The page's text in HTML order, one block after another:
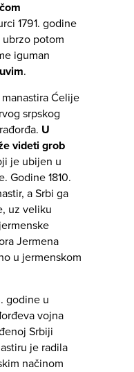
1791. godine
ubrzo potom
iguman
.
Ćelije
srpskog
U
videti grob
je ubijen u
Godine 1810.
a Srbi ga
uz veliku
Jermena
u jermenskom
godine u
vojna
Srbiji
je radila
načinom